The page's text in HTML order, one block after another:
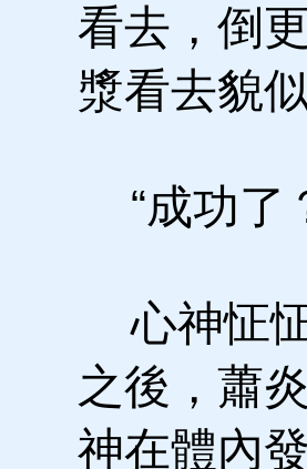
看去，倒
漿看去貌
“成功了
心神怔
之後，蕭
神在體內